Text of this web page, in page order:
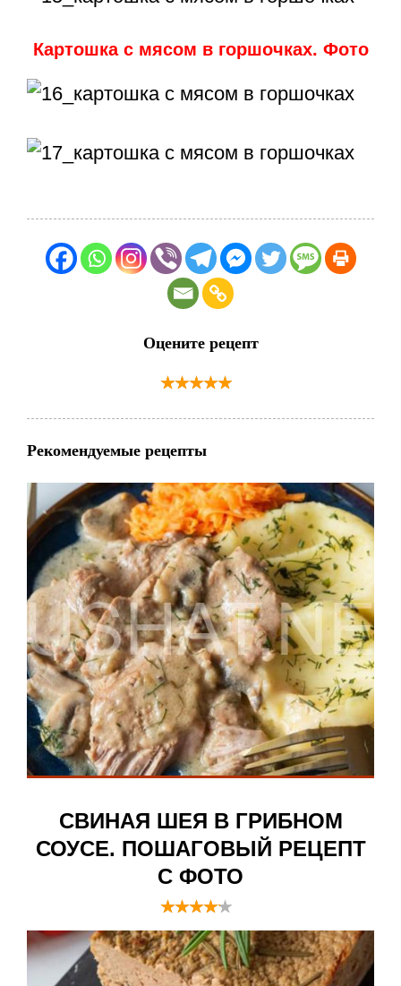
Картошка с мясом в горшочках. Фото
Оцените рецепт
Рекомендуемые рецепты
СВИНАЯ ШЕЯ В ГРИБНОМ
СОУСЕ. ПОШАГОВЫЙ РЕЦЕПТ
С ФОТО